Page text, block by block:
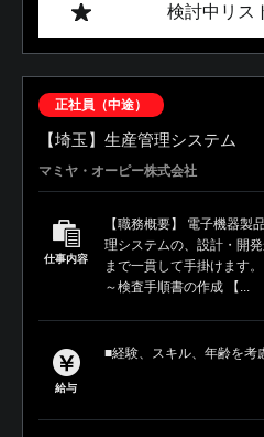
検討中リス
正社員（中途）
【埼玉】生産管理システム
マミヤ・オーピー株式会社
仕事内容
【職務概要】 電子機器製
理システムの、設計・開
まで一貫して手掛けます
～検査手順書の作成 【...
給与
■経験、スキル、年齢を考